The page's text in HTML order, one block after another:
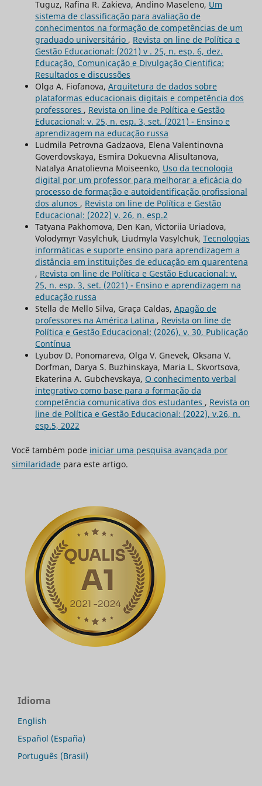
Tuguz, Rafina R. Zakieva, Andino Maseleno, Um
sistema de classificação para avaliação de
conhecimentos na formação de competências de um
graduado universitário , Revista on line de Política e
Gestão Educacional: (2021) v . 25, n. esp. 6, dez.
Educação, Comunicação e Divulgação Cientifica:
Resultados e discussões
Olga A. Fiofanova, Arquitetura de dados sobre
plataformas educacionais digitais e competência dos
professores , Revista on line de Política e Gestão
Educacional: v. 25, n. esp. 3, set. (2021) - Ensino e
aprendizagem na educação russa
Ludmila Petrovna Gadzaova, Elena Valentinovna
Goverdovskaya, Esmira Dokuevna Alisultanova,
Natalya Anatolievna Moiseenko, Uso da tecnologia
digital por um professor para melhorar a eficácia do
processo de formação e autoidentificação profissional
dos alunos , Revista on line de Política e Gestão
Educacional: (2022) v. 26, n. esp.2
Tatyana Pakhomova, Den Kan, Victoriia Uriadova,
Volodymyr Vasylchuk, Liudmyla Vasylchuk, Tecnologias
informáticas e suporte ensino para aprendizagem a
distância em instituições de educação em quarentena
, Revista on line de Política e Gestão Educacional: v.
25, n. esp. 3, set. (2021) - Ensino e aprendizagem na
educação russa
Stella de Mello Silva, Graça Caldas, Apagão de
professores na América Latina , Revista on line de
Política e Gestão Educacional: (2026), v. 30, Publicação
Contínua
Lyubov D. Ponomareva, Olga V. Gnevek, Oksana V.
Dorfman, Darya S. Buzhinskaya, Maria L. Skvortsova,
Ekaterina A. Gubchevskaya, O conhecimento verbal
integrativo como base para a formação da
competência comunicativa dos estudantes , Revista on
line de Política e Gestão Educacional: (2022), v.26, n.
esp.5, 2022
Você também pode iniciar uma pesquisa avançada por
similaridadepara este artigo.
Idioma
English
Español (España)
Português (Brasil)